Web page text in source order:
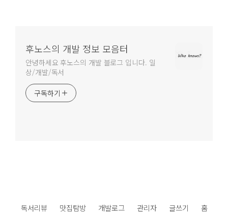
후노스의 개발 정보 모음터
안녕하세요 후노스의 개발 블로그 입니다. 일
상/개발/독서
구독하기
독서리뷰 맛집탐방 개발로그 관리자 글쓰기 홈